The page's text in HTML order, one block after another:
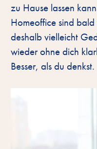
zu Hause lassen
Homeoffice sind
deshalb vielleicht
wieder ohne dich
Besser, als du denkst.